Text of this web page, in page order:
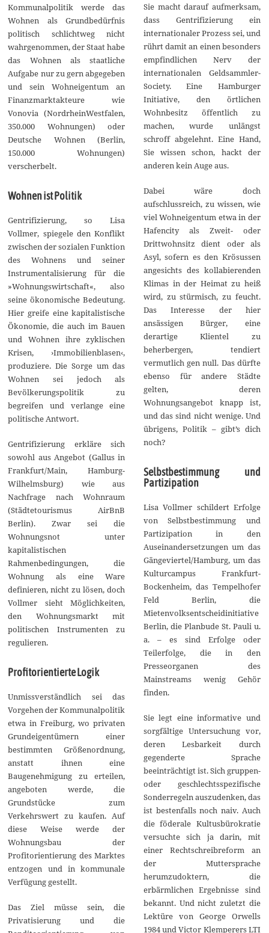
Kommunalpolitik werde das
Wohnen als Grundbedürfnis
politisch schlichtweg nicht
wahrgenommen, der Staat habe
das Wohnen als staatliche
Aufgabe nur zu gern abgegeben
und sein Wohneigentum an
Finanzmarktakteure wie
Vonovia (NordrheinWestfalen,
350.000 Wohnungen) oder
Deutsche Wohnen (Berlin,
150.000 Wohnungen)
verscherbelt.
Wohnen ist Politik
Gentrifizierung, so Lisa
Vollmer, spiegele den Konflikt
zwischen der sozialen Funktion
des Wohnens und seiner
Instrumentalisierung für die
»Wohnungswirtschaft«, also
seine ökonomische Bedeutung.
Hier greife eine kapitalistische
Ökonomie, die auch im Bauen
und Wohnen ihre zyklischen
Krisen, ›Immobilienblasen‹,
produziere. Die Sorge um das
Wohnen sei jedoch als
Bevölkerungspolitik zu
begreifen und verlange eine
politische Antwort.
Gentrifizierung erkläre sich
sowohl aus Angebot (Gallus in
Frankfurt/Main, Hamburg-
Wilhelmsburg) wie aus
Nachfrage nach Wohnraum
(Städtetourismus AirBnB
Berlin). Zwar sei die
Wohnungsnot unter
kapitalistischen
Rahmenbedingungen, die
Wohnung als eine Ware
definieren, nicht zu lösen, doch
Vollmer sieht Möglichkeiten,
den Wohnungsmarkt mit
politischen Instrumenten zu
regulieren.
Profitorientierte Logik
Unmissverständlich sei das
Vorgehen der Kommunalpolitik
etwa in Freiburg, wo privaten
Grundeigentümern einer
bestimmten Größenordnung,
anstatt ihnen eine
Baugenehmigung zu erteilen,
angeboten werde, die
Grundstücke zum
Verkehrswert zu kaufen. Auf
diese Weise werde der
Wohnungsbau der
Profitorientierung des Marktes
entzogen und in kommunale
Verfügung gestellt.
Das Ziel müsse sein, die
Privatisierung und die
Sie macht darauf aufmerksam,
dass Gentrifizierung ein
internationaler Prozess sei, und
rührt damit an einen besonders
empfindlichen Nerv der
internationalen Geldsammler-
Society. Eine Hamburger
Initiative, den örtlichen
Wohnbesitz öffentlich zu
machen, wurde unlängst
schroff abgelehnt. Eine Hand,
Sie wissen schon, hackt der
anderen kein Auge aus.
Dabei wäre doch
aufschlussreich, zu wissen, wie
viel Wohneigentum etwa in der
Hafencity als Zweit- oder
Drittwohnsitz dient oder als
Asyl, sofern es den Krösussen
angesichts des kollabierenden
Klimas in der Heimat zu heiß
wird, zu stürmisch, zu feucht.
Das Interesse der hier
ansässigen Bürger, eine
derartige Klientel zu
beherbergen, tendiert
vermutlich gen null. Das dürfte
ebenso für andere Städte
gelten, deren
Wohnungsangebot knapp ist,
und das sind nicht wenige. Und
übrigens, Politik – gibt’s dich
noch?
Selbstbestimmung und
Partizipation
Lisa Vollmer schildert Erfolge
von Selbstbestimmung und
Partizipation in den
Auseinandersetzungen um das
Gängeviertel/Hamburg, um das
Kulturcampus Frankfurt-
Bockenheim, das Tempelhofer
Feld Berlin, die
Mietenvolksentscheidinitiative
Berlin, die Planbude St. Pauli u.
a. – es sind Erfolge oder
Teilerfolge, die in den
Presseorganen des
Mainstreams wenig Gehör
finden.
Sie legt eine informative und
sorgfältige Untersuchung vor,
deren Lesbarkeit durch
gegenderte Sprache
beeinträchtigt ist. Sich gruppen-
oder geschlechtsspezifische
Sonderregeln auszudenken, das
ist bestenfalls noch naiv. Auch
die föderale Kultusbürokratie
versuchte sich ja darin, mit
einer Rechtschreibreform an
der Muttersprache
herumzudoktern, die
erbärmlichen Ergebnisse sind
bekannt. Und nicht zuletzt die
Lektüre von George Orwells
1984 und Victor Klemperers LTI